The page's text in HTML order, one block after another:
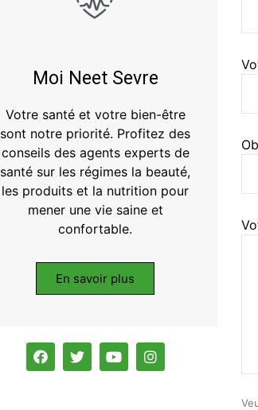
Moi Neet Sevre
Votre santé et votre bien-être
sont notre priorité. Profitez des
conseils des agents experts de
santé sur les régimes la beauté,
les produits et la nutrition pour
mener une vie saine et
confortable.
En savoir plus